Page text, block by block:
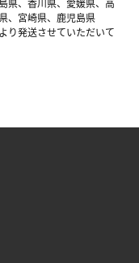
、宮崎県、鹿児島県
り発送させていただいて